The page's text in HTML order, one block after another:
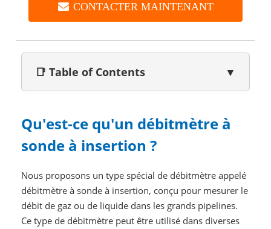
CONTACTER MAINTENANT
📑 Table of Contents ▼
Qu'est-ce qu'un débitmètre à
sonde à insertion ?
Nous proposons un type spécial de débitmètre appelé
débitmètre à sonde à insertion, conçu pour mesurer le
débit de gaz ou de liquide dans les grands pipelines.
Ce type de débitmètre peut être utilisé dans diverses